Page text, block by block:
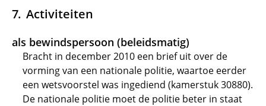
Activiteiten
als bewindspersoon (beleidsmatig)
Bracht in december 2010 een brief uit over de
vorming van een nationale politie, waartoe eerder
een wetsvoorstel was ingediend (kamerstuk 30880).
De nationale politie moet de politie beter in staat